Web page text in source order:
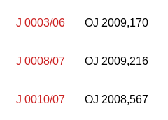
J 0003/06 OJ 2009,170
J 0008/07 OJ 2009,216
J 0010/07 OJ 2008,567